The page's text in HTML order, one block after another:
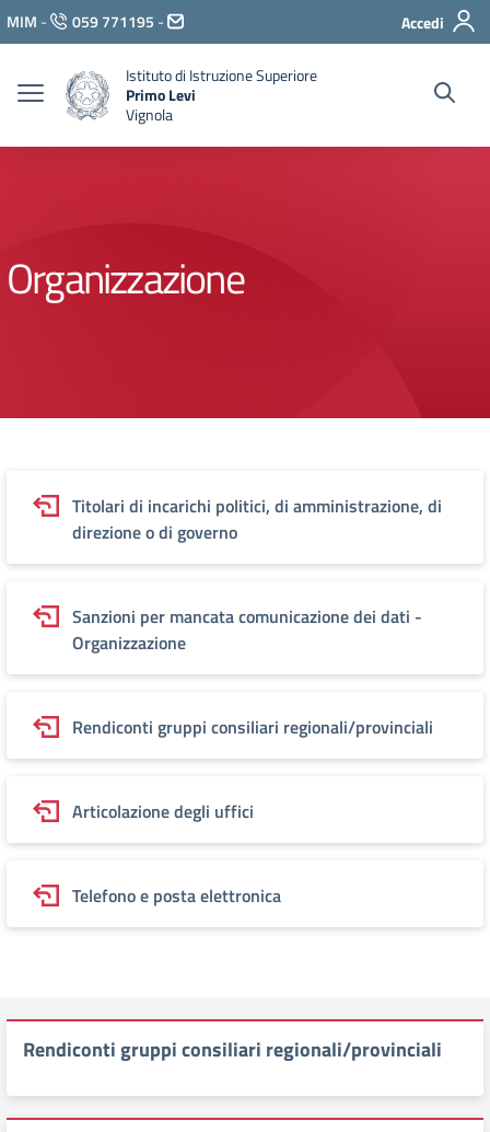
Vai ai contenuti
Vai al menu di navigazione
Vai al footer
MIM - 059 771195 - Accedi
Istituto di Istruzione Superiore
Primo Levi
Vignola
Organizzazione
Titolari di incarichi politici, di amministrazione, di
direzione o di governo
Sanzioni per mancata comunicazione dei dati -
Organizzazione
Rendiconti gruppi consiliari regionali/provinciali
Articolazione degli uffici
Telefono e posta elettronica
Rendiconti gruppi consiliari regionali/provinciali